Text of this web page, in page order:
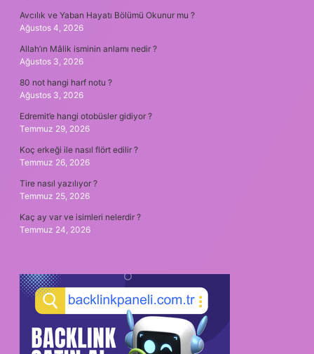
Avcılık ve Yaban Hayatı Bölümü Okunur mu ?
Ağustos 4, 2026
Allah’ın Mâlik isminin anlamı nedir ?
Ağustos 3, 2026
80 not hangi harf notu ?
Ağustos 3, 2026
Edremit’e hangi otobüsler gidiyor ?
Temmuz 29, 2026
Koç erkeği ile nasıl flört edilir ?
Temmuz 26, 2026
Tire nasıl yazılıyor ?
Temmuz 25, 2026
Kaç ay var ve isimleri nelerdir ?
Temmuz 24, 2026